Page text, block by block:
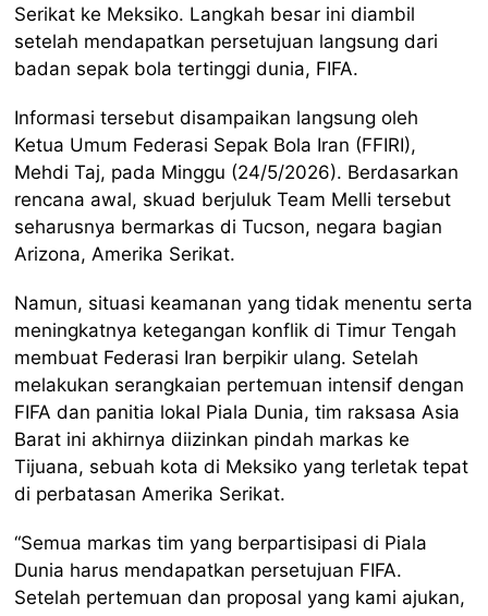
Serikat ke Meksiko. Langkah besar ini diambil
setelah mendapatkan persetujuan langsung dari
badan sepak bola tertinggi dunia, FIFA.
Informasi tersebut disampaikan langsung oleh
Ketua Umum Federasi Sepak Bola Iran (FFIRI),
Mehdi Taj, pada Minggu (24/5/2026). Berdasarkan
rencana awal, skuad berjuluk Team Melli tersebut
seharusnya bermarkas di Tucson, negara bagian
Arizona, Amerika Serikat.
Namun, situasi keamanan yang tidak menentu serta
meningkatnya ketegangan konflik di Timur Tengah
membuat Federasi Iran berpikir ulang. Setelah
melakukan serangkaian pertemuan intensif dengan
FIFA dan panitia lokal Piala Dunia, tim raksasa Asia
Barat ini akhirnya diizinkan pindah markas ke
Tijuana, sebuah kota di Meksiko yang terletak tepat
di perbatasan Amerika Serikat.
“Semua markas tim yang berpartisipasi di Piala
Dunia harus mendapatkan persetujuan FIFA.
Setelah pertemuan dan proposal yang kami ajukan,